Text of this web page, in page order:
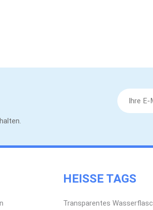
Schreibleistung, das
Spezialeffekte zuerst
automatischen
HEISSE TAGS
Transparentes